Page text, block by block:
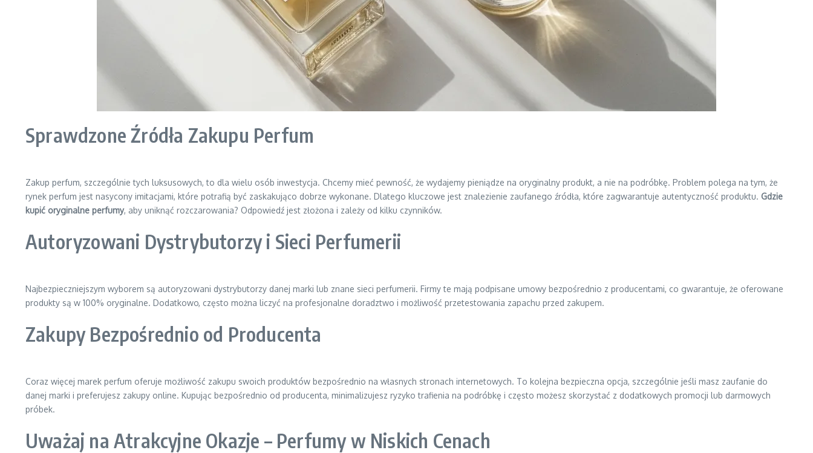
Sprawdzone Źródła Zakupu Perfum
Zakup perfum, szczególnie tych luksusowych, to dla wielu osób inwestycja. Chcemy mieć pewność, że wydajemy pieniądze na oryginalny produkt, a nie na podróbkę. Problem polega na tym, że
rynek perfum jest nasycony imitacjami, które potrafią być zaskakująco dobrze wykonane. Dlatego kluczowe jest znalezienie zaufanego źródła, które zagwarantuje autentyczność produktu. Gdzie
kupić oryginalne perfumy, aby uniknąć rozczarowania? Odpowiedź jest złożona i zależy od kilku czynników.
Autoryzowani Dystrybutorzy i Sieci Perfumerii
Najbezpieczniejszym wyborem są autoryzowani dystrybutorzy danej marki lub znane sieci perfumerii. Firmy te mają podpisane umowy bezpośrednio z producentami, co gwarantuje, że oferowane
produkty są w 100% oryginalne. Dodatkowo, często można liczyć na profesjonalne doradztwo i możliwość przetestowania zapachu przed zakupem.
Zakupy Bezpośrednio od Producenta
Coraz więcej marek perfum oferuje możliwość zakupu swoich produktów bezpośrednio na własnych stronach internetowych. To kolejna bezpieczna opcja, szczególnie jeśli masz zaufanie do
danej marki i preferujesz zakupy online. Kupując bezpośrednio od producenta, minimalizujesz ryzyko trafienia na podróbkę i często możesz skorzystać z dodatkowych promocji lub darmowych
próbek.
Uważaj na Atrakcyjne Okazje – Perfumy w Niskich Cenach